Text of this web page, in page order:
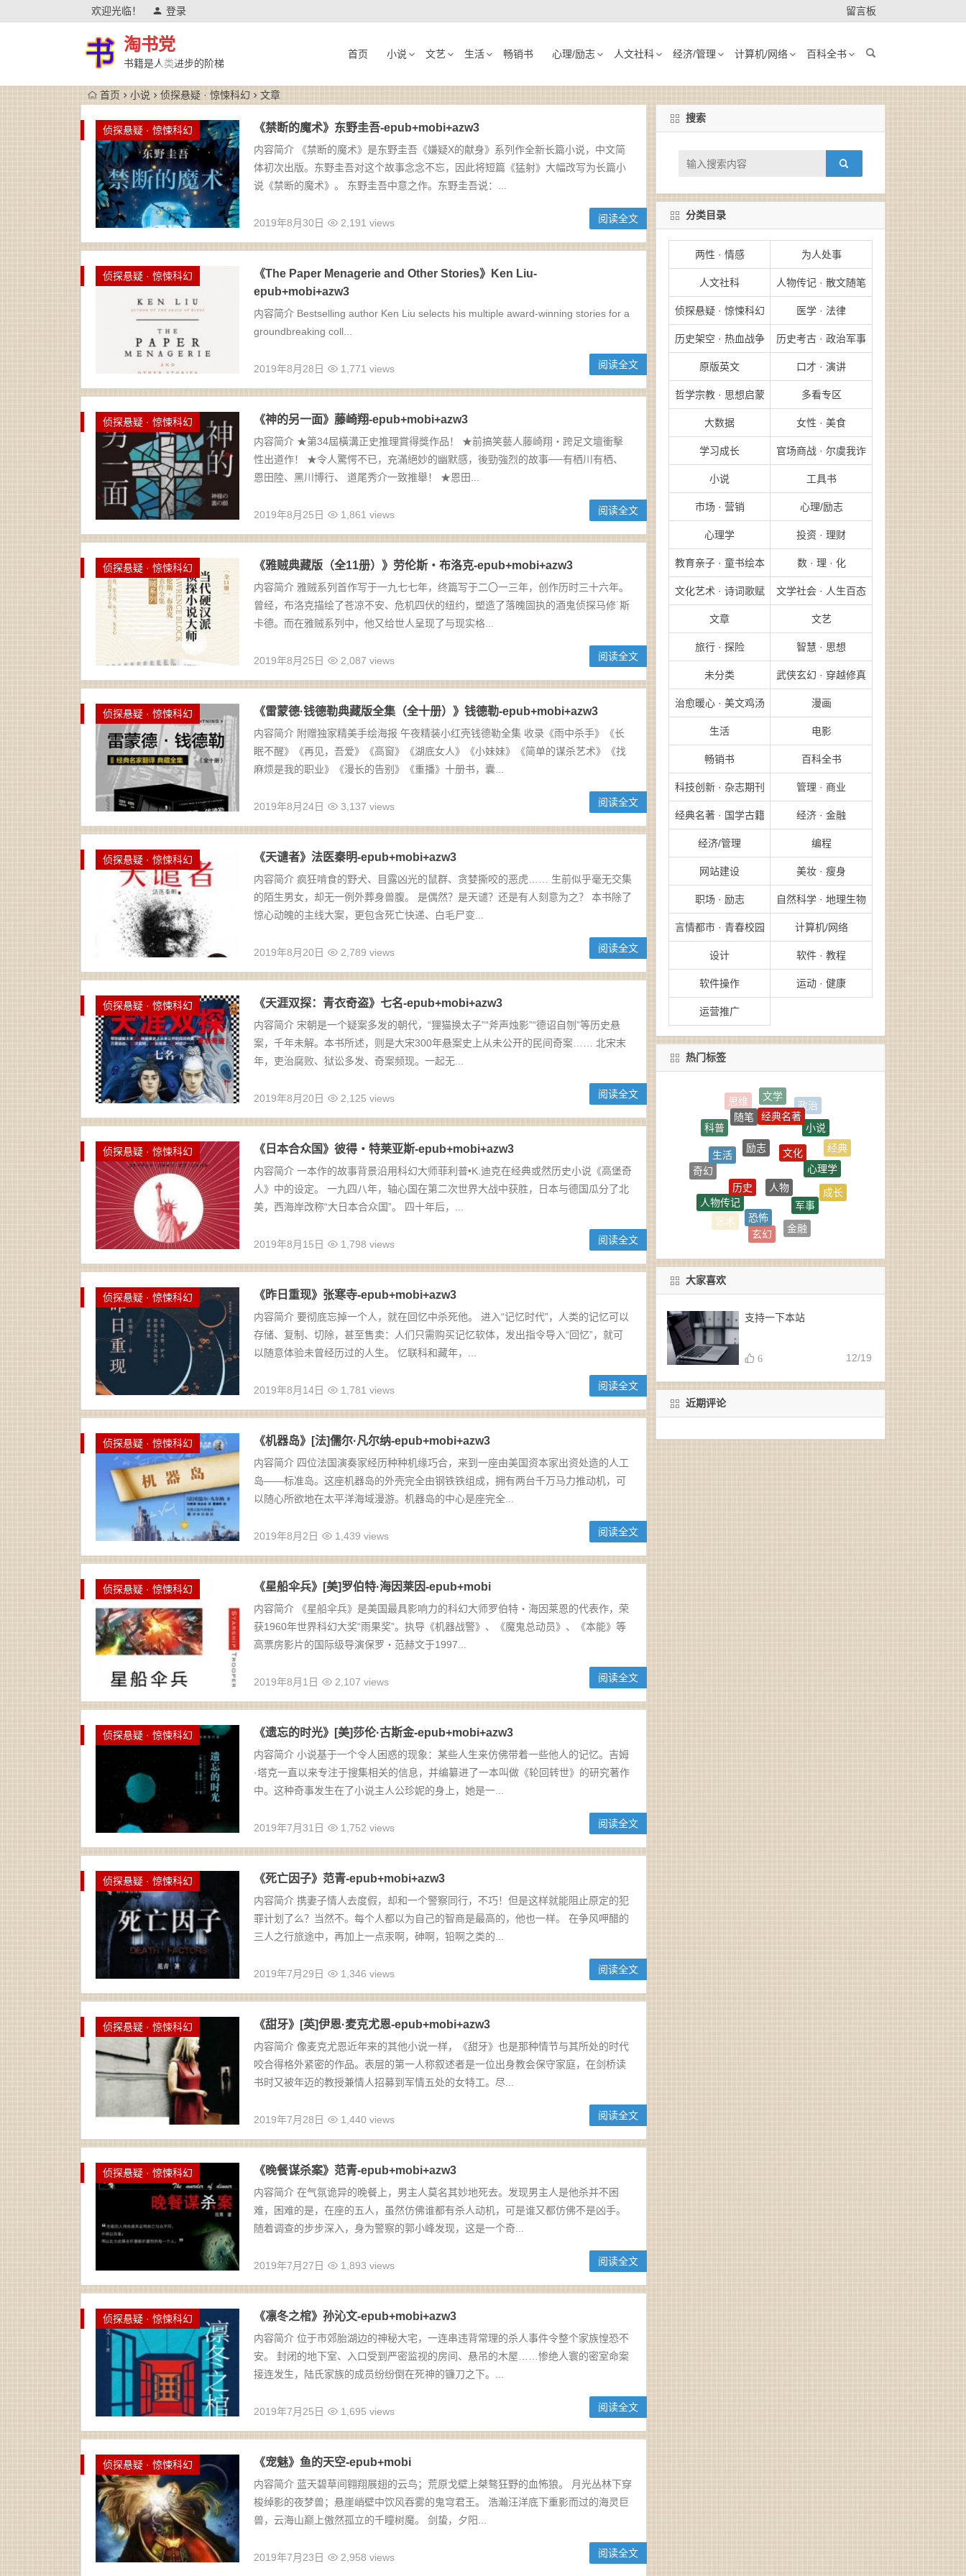
欢迎光临！ 登录 留言板
淘书党
书籍是人类进步的阶梯
首页 小说 文艺 生活 畅销书 心理/励志 人文社科 经济/管理 计算机/网络 百科全书
首页 小说 侦探悬疑 · 惊悚科幻 文章
侦探悬疑 · 惊悚科幻 《禁断的魔术》东野圭吾-epub+mobi+azw3
内容简介 《禁断的魔术》是东野圭吾《嫌疑X的献身》系列作全新长篇小说，中文简
体初次出版。东野圭吾对这个故事念念不忘，因此将短篇《猛射》大幅改写为长篇小
说《禁断的魔术》。 东野圭吾中意之作。东野圭吾说：...
2019年8月30日 2,191 views 阅读全文
侦探悬疑 · 惊悚科幻
《The Paper Menagerie and Other Stories》Ken Liu-
epub+mobi+azw3
内容简介 Bestselling author Ken Liu selects his multiple award-winning stories for a
groundbreaking coll...
2019年8月28日 1,771 views 阅读全文
侦探悬疑 · 惊悚科幻 《神的另一面》藤崎翔-epub+mobi+azw3
内容简介 ★第34屆橫溝正史推理賞得獎作品！ ★前搞笑藝人藤崎翔‧跨足文壇衝擊
性出道作！ ★令人驚愕不已，充滿絕妙的幽默感，後勁強烈的故事──有栖川有栖、
恩田陸、黑川博行、 道尾秀介一致推舉！ ★恩田...
2019年8月25日 1,861 views 阅读全文
侦探悬疑 · 惊悚科幻 《雅贼典藏版（全11册）》劳伦斯・布洛克-epub+mobi+azw3
内容简介 雅贼系列首作写于一九七七年，终篇写于二〇一三年，创作历时三十六年。
曾经，布洛克描绘了苍凉不安、危机四伏的纽约，塑造了落魄固执的酒鬼侦探马修˙斯
卡德。而在雅贼系列中，他又给世人呈现了与现实格...
2019年8月25日 2,087 views 阅读全文
侦探悬疑 · 惊悚科幻 《雷蒙德·钱德勒典藏版全集（全十册）》钱德勒-epub+mobi+azw3
内容简介 附赠独家精美手绘海报 午夜精装小红壳钱德勒全集 收录《雨中杀手》《长
眠不醒》《再见，吾爱》《高窗》《湖底女人》《小妹妹》《简单的谋杀艺术》《找
麻烦是我的职业》《漫长的告别》《重播》十册书，囊...
2019年8月24日 3,137 views 阅读全文
侦探悬疑 · 惊悚科幻 《天谴者》法医秦明-epub+mobi+azw3
内容简介 疯狂啃食的野犬、目露凶光的鼠群、贪婪撕咬的恶虎…… 生前似乎毫无交集
的陌生男女，却无一例外葬身兽腹。 是偶然？是天谴？还是有人刻意为之？ 本书除了
惊心动魄的主线大案，更包含死亡快递、白毛尸变...
2019年8月20日 2,789 views 阅读全文
侦探悬疑 · 惊悚科幻 《天涯双探：青衣奇盗》七名-epub+mobi+azw3
内容简介 宋朝是一个疑案多发的朝代，“狸猫换太子”“斧声烛影”“德诏自刎”等历史悬
案，千年未解。本书所述，则是大宋300年悬案史上从未公开的民间奇案…… 北宋末
年，吏治腐败、狱讼多发、奇案频现。一起无...
2019年8月20日 2,125 views 阅读全文
侦探悬疑 · 惊悚科幻 《日本合众国》彼得・特莱亚斯-epub+mobi+azw3
内容简介 一本作的故事背景沿用科幻大师菲利普•K.迪克在经典或然历史小说《高堡奇
人》中的设定。 一九四八年，轴心国在第二次世界大战中获胜，日本与德国瓜分了北
美，西海岸改称“大日本合众国”。 四十年后，...
2019年8月15日 1,798 views 阅读全文
侦探悬疑 · 惊悚科幻 《昨日重现》张寒寺-epub+mobi+azw3
内容简介 要彻底忘掉一个人，就在回忆中杀死他。 进入“记忆时代”，人类的记忆可以
存储、复制、切除，甚至售卖：人们只需购买记忆软体，发出指令导入“回忆”，就可
以随意体验未曾经历过的人生。 忆联科和藏年，...
2019年8月14日 1,781 views 阅读全文
侦探悬疑 · 惊悚科幻 《机器岛》[法]儒尔·凡尔纳-epub+mobi+azw3
内容简介 四位法国演奏家经历种种机缘巧合，来到一座由美国资本家出资处造的人工
岛——标准岛。这座机器岛的外壳完全由钢铁铁组成，拥有两台千万马力推动机，可
以随心所欲地在太平洋海域漫游。机器岛的中心是座完全...
2019年8月2日 1,439 views 阅读全文
侦探悬疑 · 惊悚科幻 《星船伞兵》[美]罗伯特·海因莱因-epub+mobi
内容简介 《星船伞兵》是美国最具影响力的科幻大师罗伯特・海因莱恩的代表作，荣
获1960年世界科幻大奖“雨果奖”。执导《机器战警》、《魔鬼总动员》、《本能》等
高票房影片的国际级导演保罗・范赫文于1997...
2019年8月1日 2,107 views 阅读全文
侦探悬疑 · 惊悚科幻 《遗忘的时光》[美]莎伦·古斯金-epub+mobi+azw3
内容简介 小说基于一个令人困惑的现象：某些人生来仿佛带着一些他人的记忆。吉姆
·塔克一直以来专注于搜集相关的信息，并编纂进了一本叫做《轮回转世》的研究著作
中。这种奇事发生在了小说主人公珍妮的身上，她是一...
2019年7月31日 1,752 views 阅读全文
侦探悬疑 · 惊悚科幻 《死亡因子》范青-epub+mobi+azw3
内容简介 携妻子情人去度假，却和一个警察同行，不巧！但是这样就能阻止原定的犯
罪计划了么？当然不。每个人都以为自己的智商是最高的，他也一样。 在争风呷醋的
三人之行旅途中，再加上一点汞啊，砷啊，铅啊之类的...
2019年7月29日 1,346 views 阅读全文
侦探悬疑 · 惊悚科幻 《甜牙》[英]伊恩·麦克尤恩-epub+mobi+azw3
内容简介 像麦克尤恩近年来的其他小说一样，《甜牙》也是那种情节与其所处的时代
咬合得格外紧密的作品。表层的第一人称叙述者是一位出身教会保守家庭，在剑桥读
书时又被年迈的教授兼情人招募到军情五处的女特工。尽...
2019年7月28日 1,440 views 阅读全文
侦探悬疑 · 惊悚科幻 《晚餐谋杀案》范青-epub+mobi+azw3
内容简介 在气氛诡异的晚餐上，男主人莫名其妙地死去。发现男主人是他杀并不困
难，困难的是，在座的五人，虽然仿佛谁都有杀人动机，可是谁又都仿佛不是凶手。
随着调查的步步深入，身为警察的郭小峰发现，这是一个奇...
2019年7月27日 1,893 views 阅读全文
侦探悬疑 · 惊悚科幻 《凛冬之棺》孙沁文-epub+mobi+azw3
内容简介 位于市郊胎湖边的神秘大宅，一连串违背常理的杀人事件令整个家族惶恐不
安。 封闭的地下室、入口受到严密监视的房间、悬吊的木屋……惨绝人寰的密室命案
接连发生，陆氏家族的成员纷纷倒在死神的镰刀之下。...
2019年7月25日 1,695 views 阅读全文
侦探悬疑 · 惊悚科幻 《宠魅》鱼的天空-epub+mobi
内容简介 蓝天碧草间翱翔展翅的云鸟；荒原戈壁上桀骜狂野的血怖狼。 月光丛林下穿
梭绰影的夜梦兽；悬崖峭壁中饮风吞雾的鬼穹君王。 浩瀚汪洋底下重影而过的海灵巨
兽，云海山巅上傲然孤立的千瞳树魔。 剑蛰，夕阳...
2019年7月23日 2,958 views 阅读全文
搜索
分类目录
两性 · 情感 为人处事
人文社科 人物传记 · 散文随笔
侦探悬疑 · 惊悚科幻 医学 · 法律
历史架空 · 热血战争 历史考古 · 政治军事
原版英文 口才 · 演讲
哲学宗教 · 思想启蒙 多看专区
大数据 女性 · 美食
学习成长 官场商战 · 尔虞我诈
小说 工具书
市场 · 营销 心理/励志
心理学 投资 · 理财
教育亲子 · 童书绘本 数 · 理 · 化
文化艺术 · 诗词歌赋 文学社会 · 人生百态
文章 文艺
旅行 · 探险 智慧 · 思想
未分类 武侠玄幻 · 穿越修真
治愈暖心 · 美文鸡汤 漫画
生活 电影
畅销书 百科全书
科技创新 · 杂志期刊 管理 · 商业
经典名著 · 国学古籍 经济 · 金融
经济/管理 编程
网站建设 美妆 · 瘦身
职场 · 励志 自然科学 · 地理生物
言情都市 · 青春校园 计算机/网络
设计 软件 · 教程
软件操作 运动 · 健康
运营推广
热门标签
随笔
经典名著
小说
经典
奇幻
生活
励志 文化
心理学
成长
商业
哲学
旅行
艺术
人物传记
历史 人物
军事
金融
大家喜欢
支持一下本站
6 12/19
近期评论